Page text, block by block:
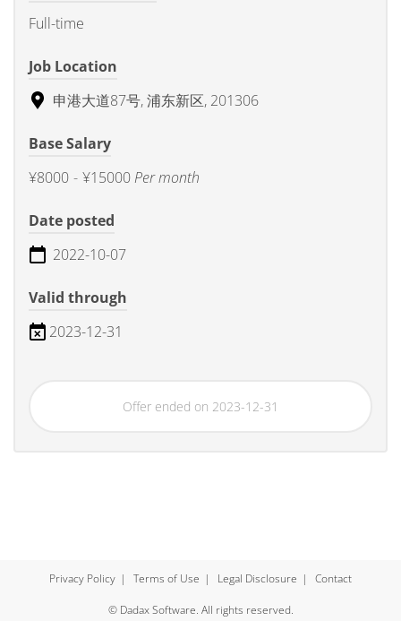
Full-time
Job Location
申港大道87号, 浦东新区, 201306
Base Salary
¥8000 - ¥15000Per month
Date posted
2022-10-07
Valid through
2023-12-31
Offer ended on 2023-12-31
Privacy Policy Terms of Use Legal Disclosure Contact
© Dadax Software. All rights reserved.